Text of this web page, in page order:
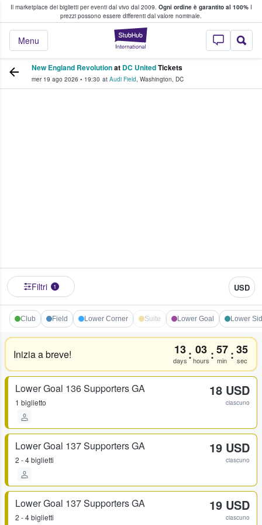
Il marketplace dei biglietti per eventi dal vivo dal 2009. Ogni ordine è garantito al 100%I
prezzi possono essere differenti dal valore nominale.
StubHub - Dove
Menu
fan comprano e vendono biglietti
New England Revolutionat DC UnitedTickets
mer 19 ago 2026 • 19:30 at Audi Field, Washington, DC
Filtri 1 USD
Club Field Lower Corner Suite Lower Goal Lower
Inizia a breve! 13
days : 03
hours :57
min :35
sec
Lower Goal 136 Supporters GA
1 biglietto
18 USD
ciascuno
Lower Goal 137 Supporters GA
2 - 4 biglietti
19 USD
ciascuno
Lower Goal 137 Supporters GA
2 - 4 biglietti
19 USD
ciascuno